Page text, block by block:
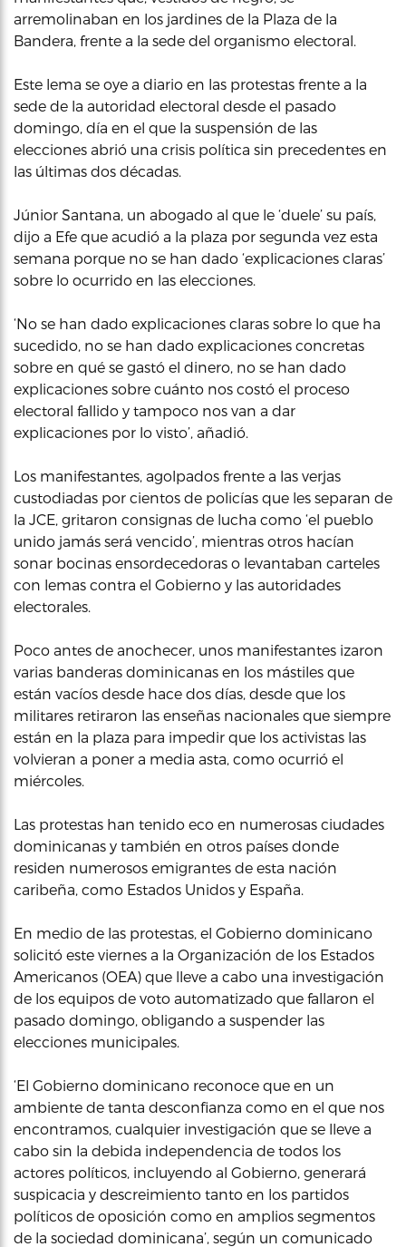
arremolinaban en los jardines de la Plaza de la
Bandera, frente a la sede del organismo electoral.
Este lema se oye a diario en las protestas frente a la
sede de la autoridad electoral desde el pasado
domingo, día en el que la suspensión de las
elecciones abrió una crisis política sin precedentes en
las últimas dos décadas.
Júnior Santana, un abogado al que le ‘duele’ su país,
dijo a Efe que acudió a la plaza por segunda vez esta
semana porque no se han dado ‘explicaciones claras’
sobre lo ocurrido en las elecciones.
‘No se han dado explicaciones claras sobre lo que ha
sucedido, no se han dado explicaciones concretas
sobre en qué se gastó el dinero, no se han dado
explicaciones sobre cuánto nos costó el proceso
electoral fallido y tampoco nos van a dar
explicaciones por lo visto’, añadió.
Los manifestantes, agolpados frente a las verjas
custodiadas por cientos de policías que les separan de
la JCE, gritaron consignas de lucha como ‘el pueblo
unido jamás será vencido’, mientras otros hacían
sonar bocinas ensordecedoras o levantaban carteles
con lemas contra el Gobierno y las autoridades
electorales.
Poco antes de anochecer, unos manifestantes izaron
varias banderas dominicanas en los mástiles que
están vacíos desde hace dos días, desde que los
militares retiraron las enseñas nacionales que siempre
están en la plaza para impedir que los activistas las
volvieran a poner a media asta, como ocurrió el
miércoles.
Las protestas han tenido eco en numerosas ciudades
dominicanas y también en otros países donde
residen numerosos emigrantes de esta nación
caribeña, como Estados Unidos y España.
En medio de las protestas, el Gobierno dominicano
solicitó este viernes a la Organización de los Estados
Americanos (OEA) que lleve a cabo una investigación
de los equipos de voto automatizado que fallaron el
pasado domingo, obligando a suspender las
elecciones municipales.
‘El Gobierno dominicano reconoce que en un
ambiente de tanta desconfianza como en el que nos
encontramos, cualquier investigación que se lleve a
cabo sin la debida independencia de todos los
actores políticos, incluyendo al Gobierno, generará
suspicacia y descreimiento tanto en los partidos
políticos de oposición como en amplios segmentos
de la sociedad dominicana’, según un comunicado